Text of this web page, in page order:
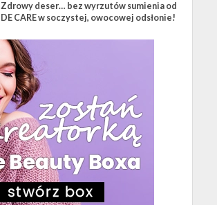
Zdrowy deser… bez wyrzutów sumienia od
DE CARE w soczystej, owocowej odsłonie!